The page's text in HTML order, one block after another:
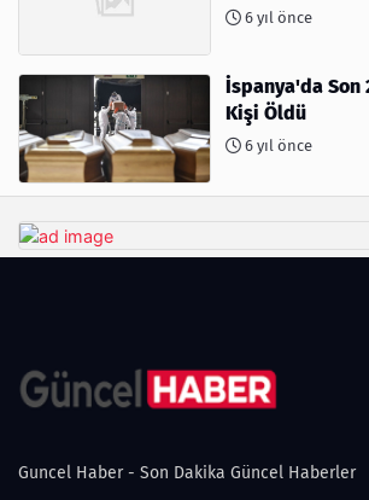
6 yıl önce
İspanya'da Son
Kişi Öldü
6 yıl önce
Guncel Haber - Son Dakika Güncel Haberler